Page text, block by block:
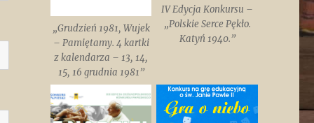
„Grudzień 1981, Wujek
– Pamiętamy. 4 kartki
z kalendarza – 13, 14,
15, 16 grudnia 1981”
IV Edycja Konkursu –
„Polskie Serce Pękło.
Katyń 1940.”